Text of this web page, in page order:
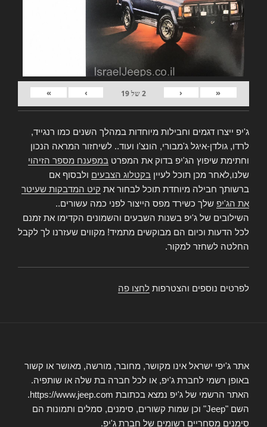
«
‹
2של19
›
»
ג'יפ ייצרו דגמים וחבילות מיוחדות במהלך השנים כמו רנגייד,
לרדו, גולדן-איגל ג'מבורי, הונצ'ו ועוד.. לשיחזור המראה הנכון
וחתימת שיפוץ הג'יפ בדוק את המפרט במפענח מספר הזיהוי
שלנו,לאחר מכן תוכל לעיין בקטלוג הצבעים ולבסוף אם
ברשותך חבילה מיוחדת תוכל לבחור את קיט המדבקות שעיטר
את הג'יפ שלך כשירד מפס הייצור לפני כמה עשורים..
השילובים של ג'יפ בשנות השבעים והשמונים הקדימו את זמנם
לכל הדעות וכיום הם מבוקשים מתמיד! מקווים שעזרנו לך לקבל
החלטה לשחזר למקור.
לפרטים נוספים והצטרפות לחצו פה
אתר ג'יפי ישראל אינו מקושר, מחובר, מורשה, מאושר או קשור
באופן רשמי לחברת ג'יפ, או לכל חברה בת שלה או שותפיה.
האתר הרשמי של ג'יפ נמצא בכתובת https://www.jeep.com.
השם "Jeep" וכן שמות קשורים, סימנים, סמלים ותמונות הם
סימנים מסחריים רשומים של חברת ג'יפ.